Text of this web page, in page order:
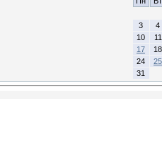
3
4
10
11
17
18
24
25
31